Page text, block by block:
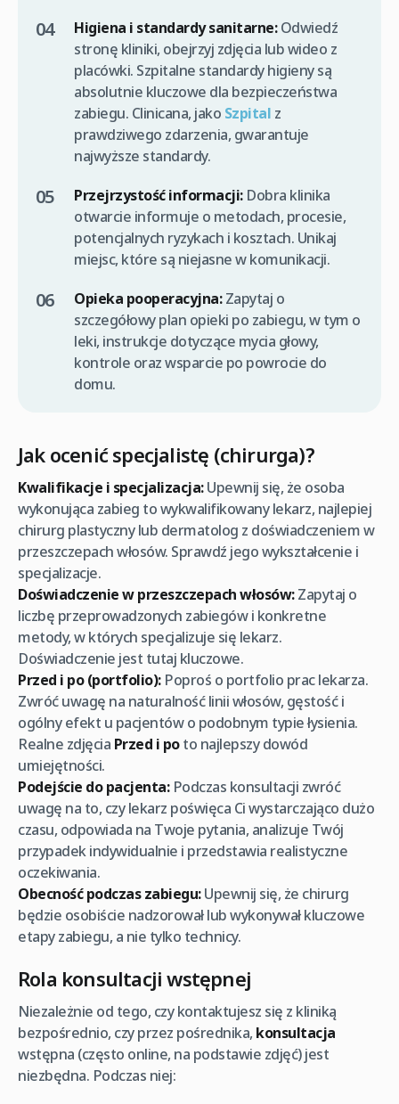
Higiena i standardy sanitarne:Odwiedź
stronę kliniki, obejrzyj zdjęcia lub wideo z
placówki. Szpitalne standardy higieny są
absolutnie kluczowe dla bezpieczeństwa
zabiegu. Clinicana, jako Szpital z
prawdziwego zdarzenia, gwarantuje
najwyższe standardy.
Przejrzystość informacji:Dobra klinika
otwarcie informuje o metodach, procesie,
potencjalnych ryzykach i kosztach. Unikaj
miejsc, które są niejasne w komunikacji.
Opieka pooperacyjna:Zapytaj o
szczegółowy plan opieki po zabiegu, w tym o
leki, instrukcje dotyczące mycia głowy,
kontrole oraz wsparcie po powrocie do
domu.
Jak ocenić specjalistę (chirurga)?
Kwalifikacje i specjalizacja:Upewnij się, że osoba
wykonująca zabieg to wykwalifikowany lekarz, najlepiej
chirurg plastyczny lub dermatolog z doświadczeniem w
przeszczepach włosów. Sprawdź jego wykształcenie i
specjalizacje.
Doświadczenie w przeszczepach włosów:Zapytaj o
liczbę przeprowadzonych zabiegów i konkretne
metody, w których specjalizuje się lekarz.
Doświadczenie jest tutaj kluczowe.
Przed i po (portfolio):Poproś o portfolio prac lekarza.
Zwróć uwagę na naturalność linii włosów, gęstość i
ogólny efekt u pacjentów o podobnym typie łysienia.
Realne zdjęcia Przed i poto najlepszy dowód
umiejętności.
Podejście do pacjenta:Podczas konsultacji zwróć
uwagę na to, czy lekarz poświęca Ci wystarczająco dużo
czasu, odpowiada na Twoje pytania, analizuje Twój
przypadek indywidualnie i przedstawia realistyczne
oczekiwania.
Obecność podczas zabiegu:Upewnij się, że chirurg
będzie osobiście nadzorował lub wykonywał kluczowe
etapy zabiegu, a nie tylko technicy.
Rola konsultacji wstępnej
Niezależnie od tego, czy kontaktujesz się z kliniką
bezpośrednio, czy przez pośrednika, konsultacja
wstępna (często online, na podstawie zdjęć) jest
niezbędna. Podczas niej: